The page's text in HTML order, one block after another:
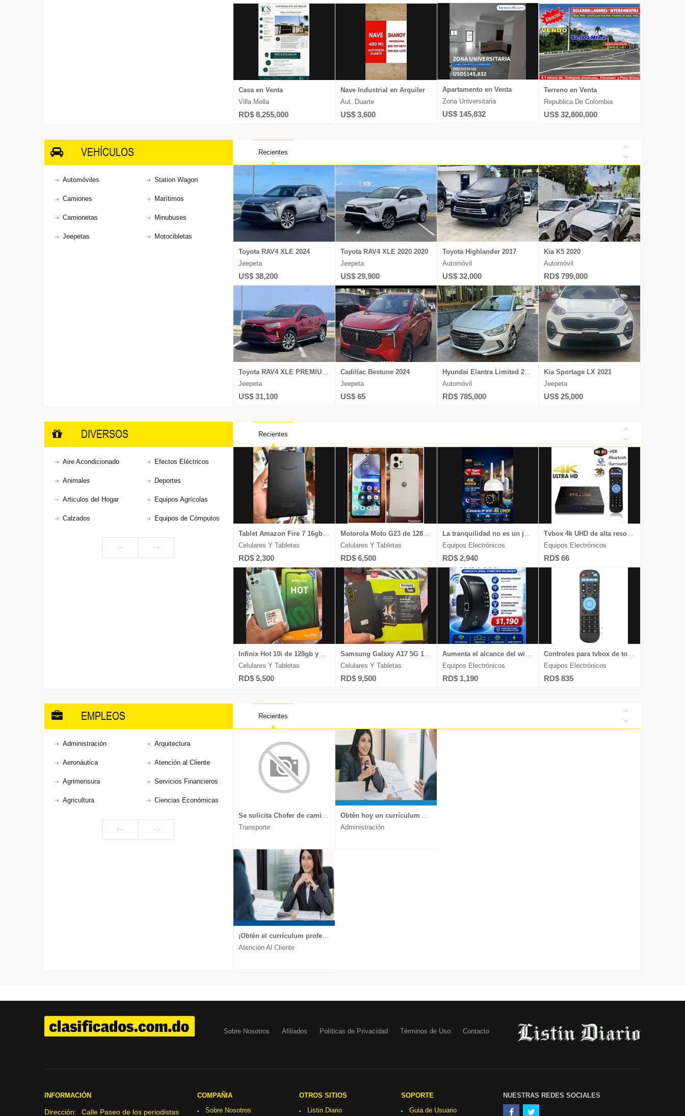
Casa en Venta
Villa Mella
RD$ 8,255,000
Nave Industrial en Arquiler
Aut. Duarte
US$ 3,600
Apartamento en Venta
Zona Universitaria
US$ 145,832
Terreno en Venta
Republica De Colombia
US$ 32,800,000
VEHÍCULOS Recientes
Automóviles
Camiones
Camionetas
Jeepetas
Station Wagon
Marítimos
Minubuses
Motocibletas
Toyota RAV4 XLE 2024
Jeepeta
US$ 38,200
Toyota RAV4 XLE PREMIUM 2021
Jeepeta
US$ 31,100
Toyota RAV4 XLE 2020 2020
Jeepeta
US$ 29,900
Cadillac Bestune 2024
Jeepeta
US$ 65
Toyota Highlander 2017
Automóvil
US$ 32,000
Hyundai Elantra Limited 2017
Automóvil
RD$ 785,000
Kia K5 2020
Automóvil
RD$ 799,000
Kia Sportage LX 2021
Jeepeta
US$ 25,000
DIVERSOS Recientes
Aire Acondicionado
Animales
Articulos del Hogar
Calzados
Efectos Eléctricos
Deportes
Equipos Agrícolas
Equipos de Cómputos
Equipos Industriales
Equipos Pesados
Escuela de Choferes
Estudios Diversos
Muebles
Legales
Plantas Eláctricas
Video Juegos
Salones de Belleza
Celulares y Tabletas
Ventas Diversas
Joyería y Relojes
Tablet Amazon Fire 7 16gb/2gb ram pantalla de 7 ̈ 1 mes de garantia
Celulares Y Tabletas
RD$ 2,300
Infinix Hot 10i de 128gb y 4gb ram Dual Sim Desbloqueado
Celulares Y Tabletas
RD$ 5,500
Motorola Moto G23 de 128gb y 4gb ram carga 1Mes de Garantia
Celulares Y Tabletas
RD$ 6,500
Samsung Galaxy A17 5G 128gb/4gb ram camara 50mp graba 4k desbloqueado
Celulares Y Tabletas
RD$ 9,500
La tranquilidad no es un juego, chequea nuestras cámaras 4k UHD
Equipos Electrónicos
RD$ 2,940
Aumenta el alcance del wifi dentro de tu casa o negocio, chequea
Equipos Electrónicos
RD$ 1,190
Tvbox 4k UHD de alta resolución aquí, chequea
Equipos Electrónicos
RD$ 66
Controles para tvbox de todas las marcas y televisores Android
Equipos Electrónicos
RD$ 835
EMPLEOS Recientes
Administración
Aeronáutica
Agrimensura
Agricultura
Arquitectura
Atención al Cliente
Servicios Financieros
Ciencias Económicas
Contabilidad
Derecho
Electricidad
Farmacia
Ingeniería
Ingeniería Sistemas
Marketing
Oficios Diversos
Psicología
Telecomunicaciones
Se solicita Chofer de camión, experiencia en transporte de muebles y mercancía delicada, documentos al día, enviar CV a
Transporte
¡Obtén el currículum profesional que te lleva a la entrevista!
Atención Al Cliente
Obtén hoy un currículum vitae moderno y llamativo.
Administración
Sobre Nosotros Afiliados Políticas de Privacidad Términos de Uso Contacto
INFORMACIÓN
Dirección: Calle Paseo de los periodistas
COMPAÑIA
Sobre Nosotros
OTROS SITIOS
Listin Diario
SOPORTE
Guia de Usuario
NUESTRAS REDES SOCIALES